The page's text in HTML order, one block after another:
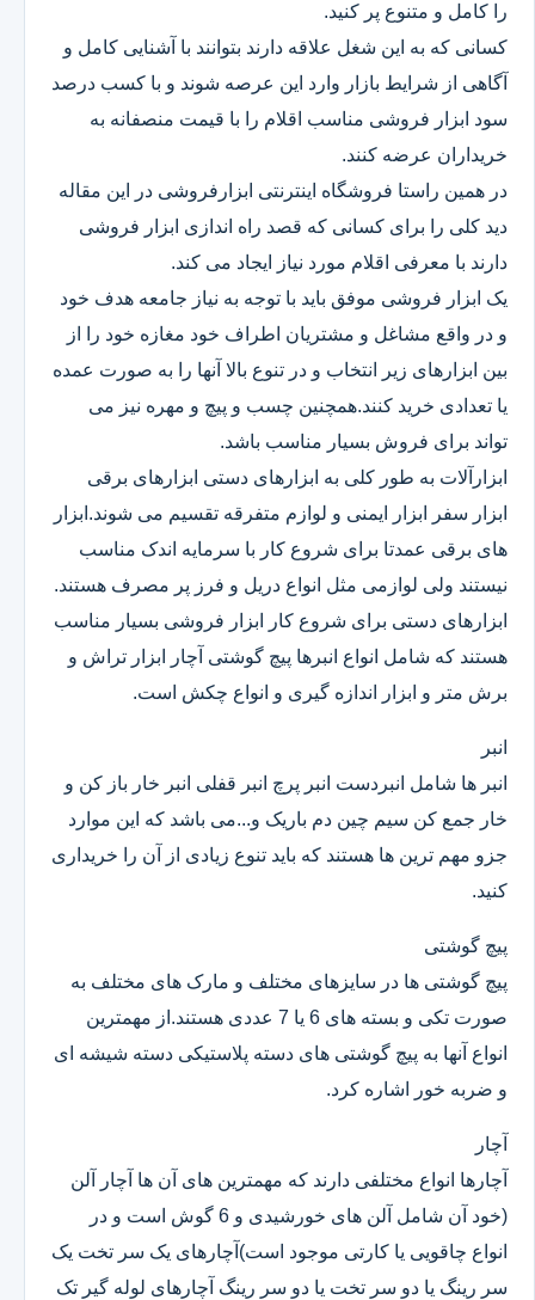
را کامل و متنوع پر کنید.
کسانی که به این شغل علاقه دارند بتوانند با آشنایی کامل و
آگاهی از شرایط بازار وارد این عرصه شوند و با کسب درصد
سود ابزار فروشی مناسب اقلام را با قیمت منصفانه به
خریداران عرضه کنند.
در همین راستا فروشگاه اینترنتی ابزارفروشی در این مقاله
دید کلی را برای کسانی که قصد راه اندازی ابزار فروشی
دارند با معرفی اقلام مورد نیاز ایجاد می کند.
یک ابزار فروشی موفق باید با توجه به نیاز جامعه هدف خود
و در واقع مشاغل و مشتریان اطراف خود مغازه خود را از
بین ابزارهای زیر انتخاب و در تنوع بالا آنها را به صورت عمده
یا تعدادی خرید کنند.همچنین چسب و پیچ و مهره نیز می
تواند برای فروش بسیار مناسب باشد.
ابزارآلات به طور کلی به ابزارهای دستی ابزارهای برقی
ابزار سفر ابزار ایمنی و لوازم متفرقه تقسیم می شوند.ابزار
های برقی عمدتا برای شروع کار با سرمایه اندک مناسب
نیستند ولی لوازمی مثل انواع دریل و فرز پر مصرف هستند.
ابزارهای دستی برای شروع کار ابزار فروشی بسیار مناسب
هستند که شامل انواع انبرها پیچ گوشتی آچار ابزار تراش و
برش متر و ابزار اندازه گیری و انواع چکش است.
انبر
انبر ها شامل انبردست انبر پرچ انبر قفلی انبر خار باز کن و
خار جمع کن سیم چین دم باریک و...می باشد که این موارد
جزو مهم ترین ها هستند که باید تنوع زیادی از آن را خریداری
کنید.
پیچ گوشتی
پیچ گوشتی ها در سایزهای مختلف و مارک های مختلف به
صورت تکی و بسته های 6 یا 7 عددی هستند.از مهمترین
انواع آنها به پیچ گوشتی های دسته پلاستیکی دسته شیشه ای
و ضربه خور اشاره کرد.
آچار
آچارها انواع مختلفی دارند که مهمترین های آن ها آچار آلن
(خود آن شامل آلن های خورشیدی و 6 گوش است و در
انواع چاقویی یا کارتی موجود است)آچارهای یک سر تخت یک
سر رینگ یا دو سر تخت یا دو سر رینگ آچارهای لوله گیر تک